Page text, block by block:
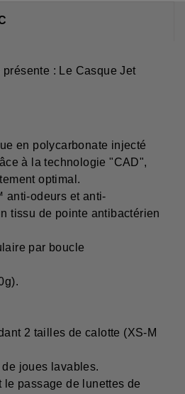
: Le Casque Jet
en polycarbonate injecté
à la technologie "CAD",
optimal.
anti-odeurs et anti-
tissu de pointe antibactérien
par boucle
2 tailles de calotte (XS-M
de joues lavables.
passage de lunettes de